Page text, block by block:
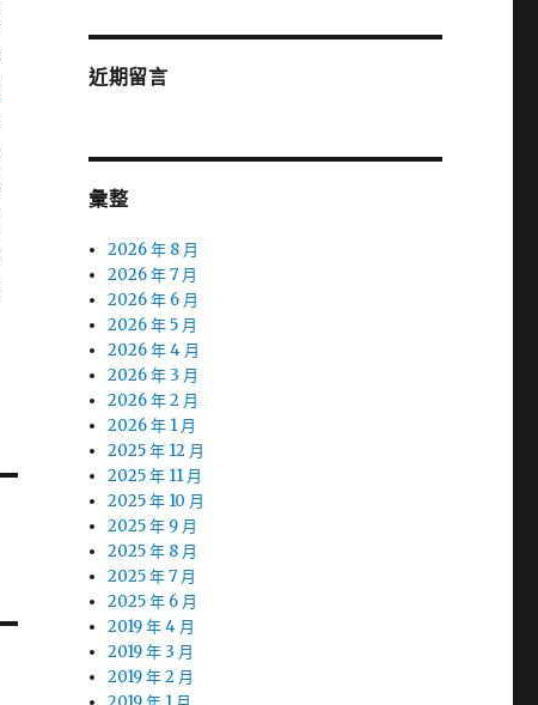
近期留言
彙整
2026 年 8 月
2026 年 7 月
2026 年 6 月
2026 年 5 月
2026 年 4 月
2026 年 3 月
2026 年 2 月
2026 年 1 月
2025 年 12 月
2025 年 11 月
2025 年 10 月
2025 年 9 月
2025 年 8 月
2025 年 7 月
2025 年 6 月
2019 年 4 月
2019 年 3 月
2019 年 2 月